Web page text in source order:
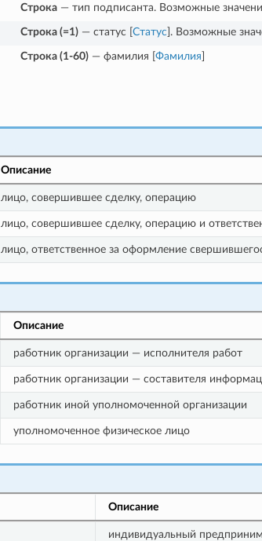
Строка— тип подписанта. Возможные
Строка (=1)— статус [ Статус ]. Возможные
Строка (1-60)— фамилия [ Фамилия
Описание
лицо, совершившее сделку, операцию
лицо, совершившее сделку, операцию и
лицо, ответственное за оформление
Описание
работник организации — исполнителя работ
работник организации — составителя
работник иной уполномоченной организации
уполномоченное физическое лицо
Описание
индивидуальный